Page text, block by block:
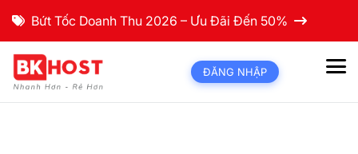
Bứt Tốc Doanh Thu 2026 – Ưu Đãi Đến 50%
ĐĂNG NHẬP